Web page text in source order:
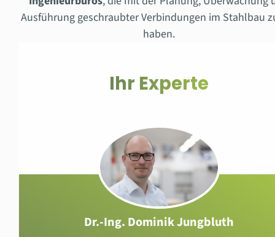
Ausführung geschraubter Verbindungen im Stahlbau
haben.
Ihr Experte
Dr.-Ing. Dominik Jungbluth